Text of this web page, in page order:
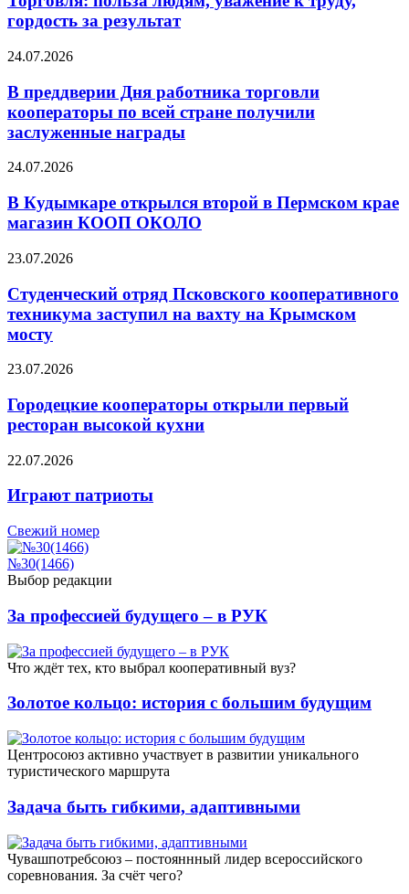
гордость за результат
24.07.2026
В преддверии Дня работника торговли
кооператоры по всей стране получили
заслуженные награды
24.07.2026
В Кудымкаре открылся второй в Пермском крае
магазин КООП ОКОЛО
23.07.2026
Студенческий отряд Псковского кооперативного
техникума заступил на вахту на Крымском
мосту
23.07.2026
Городецкие кооператоры открыли первый
ресторан высокой кухни
22.07.2026
Играют патриоты
Свежий номер
№30(1466)
Выбор редакции
За профессией будущего – в РУК
Что ждёт тех, кто выбрал кооперативный вуз?
Золотое кольцо: история с большим будущим
Центросоюз активно участвует в развитии уникального
туристического маршрута
Задача быть гибкими, адаптивными
Чувашпотребсоюз – постояннный лидер всероссийского
соревнования. За счёт чего?